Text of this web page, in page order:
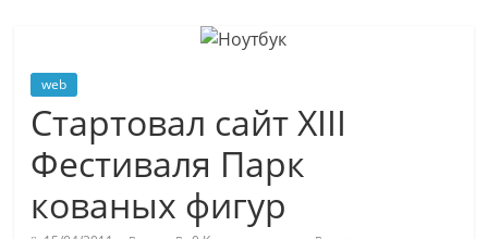
web
Стартовал сайт XIII
Фестиваля Парк
кованых фигур